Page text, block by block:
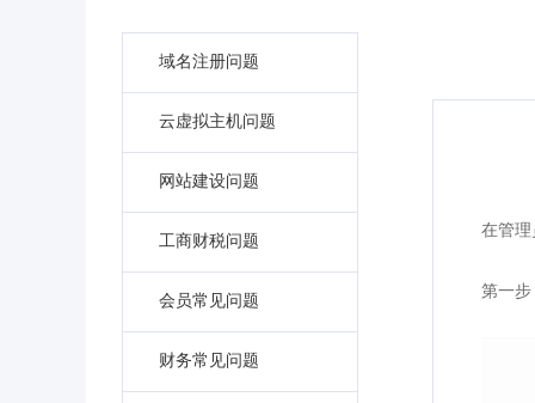
域名注册问题
云虚拟主机问题
网站建设问题
工商财税问题
会员常见问题
财务常见问题
在管
第一